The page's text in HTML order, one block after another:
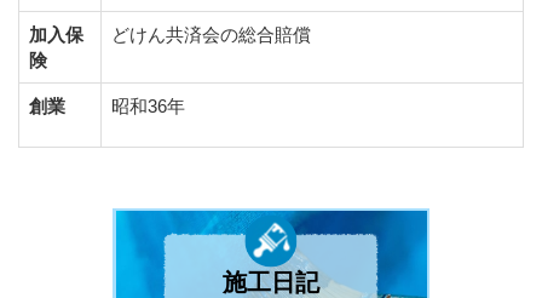
加入保
険
どけん共済会の総合賠償
創業 昭和36年
施工日記